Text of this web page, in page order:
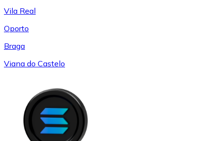
Vila Real
Oporto
Braga
Viana do Castelo